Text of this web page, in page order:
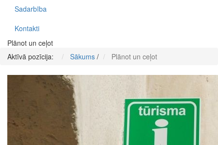
Sadarbība
Kontakti
Plānot un ceļot
Aktīvā pozīcija:
Sākums / Plānot un ceļot